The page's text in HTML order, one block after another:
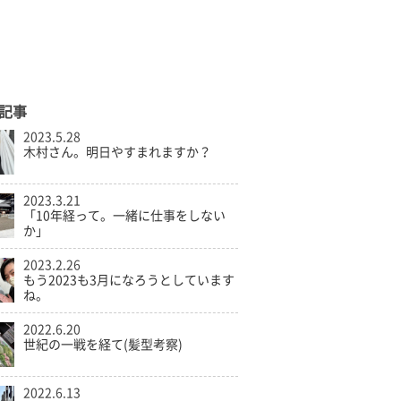
事
2023.5.28
木村さん。明日やすまれますか？
2023.3.21
「10年経って。一緒に仕事をしない
か」
2023.2.26
もう2023も3月になろうとしています
ね。
2022.6.20
世紀の一戦を経て(髪型考察)
2022.6.13